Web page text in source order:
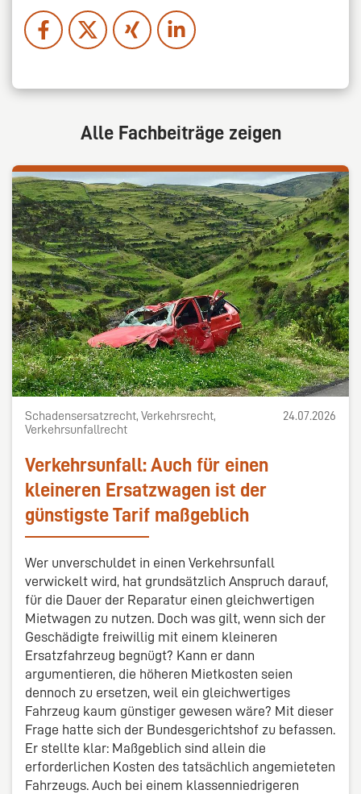
Alle Fachbeiträge zeigen
Schadensersatzrecht, Verkehrsrecht,
Verkehrsunfallrecht
24.07.2026
Verkehrsunfall: Auch für einen
kleineren Ersatzwagen ist der
günstigste Tarif maßgeblich
Wer unverschuldet in einen Verkehrsunfall
verwickelt wird, hat grundsätzlich Anspruch darauf,
für die Dauer der Reparatur einen gleichwertigen
Mietwagen zu nutzen. Doch was gilt, wenn sich der
Geschädigte freiwillig mit einem kleineren
Ersatzfahrzeug begnügt? Kann er dann
argumentieren, die höheren Mietkosten seien
dennoch zu ersetzen, weil ein gleichwertiges
Fahrzeug kaum günstiger gewesen wäre? Mit dieser
Frage hatte sich der Bundesgerichtshof zu befassen.
Er stellte klar: Maßgeblich sind allein die
erforderlichen Kosten des tatsächlich angemieteten
Fahrzeugs. Auch bei einem klassenniedrigeren